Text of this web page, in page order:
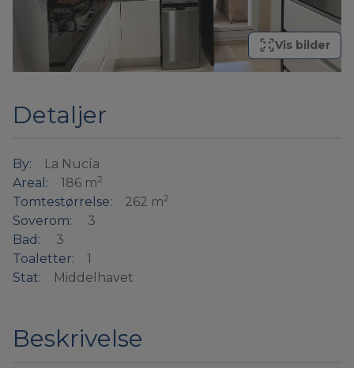
Vis bilder
Detaljer
By:
La Nucía
Areal:
186 m2
Tomtestørrelse: 262 m2
Soverom:
3
Bad:
3
Toaletter:
1
Stat:
Middelhavet
Beskrivelse